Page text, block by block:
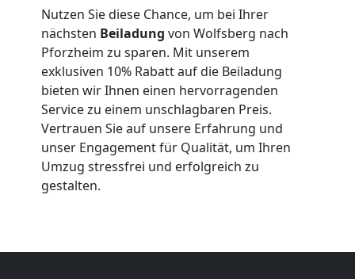
Nutzen Sie diese Chance, um bei Ihrer
nächsten Beiladung von Wolfsberg nach
Pforzheim zu sparen. Mit unserem
exklusiven 10% Rabatt auf die Beiladung
bieten wir Ihnen einen hervorragenden
Service zu einem unschlagbaren Preis.
Vertrauen Sie auf unsere Erfahrung und
unser Engagement für Qualität, um Ihren
Umzug stressfrei und erfolgreich zu
gestalten.
Vereinsumzug
Wolfsberg
Anfrage
Möbeltransport
National